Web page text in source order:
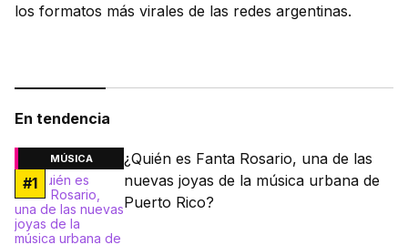
los formatos más virales de las redes argentinas.
En tendencia
MÚSICA
#1
¿Quién es Fanta Rosario, una de las
nuevas joyas de la música urbana de
Puerto Rico?